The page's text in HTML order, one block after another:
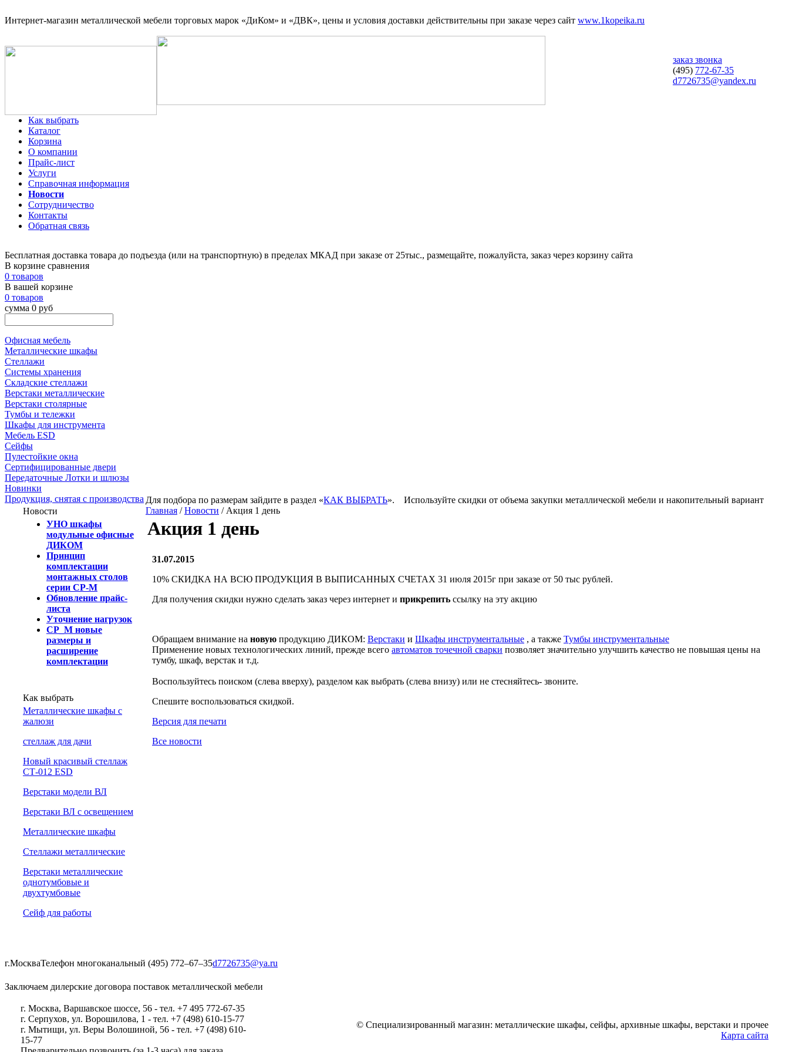
Интернет-магазин металлической мебели торговых марок «ДиКом» и «ДВК», цены и условия доставки действительны при заказе через сайт www.1kopeika.ru
заказ звонка
(495) 772-67-35
d7726735@yandex.ru
Как выбрать
Каталог
Корзина
О компании
Прайс-лист
Услуги
Справочная информация
Новости
Сотрудничество
Контакты
Обратная связь
Бесплатная доставка товара до подъезда (или на транспортную) в пределах МКАД при заказе от 25тыс., размещайте, пожалуйста, заказ через корзину сайта
В корзине сравнения
0 товаров
В вашей корзине
0 товаров
сумма 0 руб
Офисная мебель
Металлические шкафы
Стеллажи
Системы хранения
Складские стеллажи
Верстаки металлические
Верстаки столярные
Тумбы и тележки
Шкафы для инструмента
Мебель ESD
Сейфы
Пулестойкие окна
Сертифицированные двери
Передаточные Лотки и шлюзы
Новинки
Продукция, снятая с производства
Новости
УНО шкафы
модульные офисные
ДИКОМ
Принцип
комплектации
монтажных столов
серии СР-М
Обновление прайс-
листа
Уточнение нагрузок
СР_М новые
размеры и
расширение
комплектации
Как выбрать
Металлические шкафы с
жалюзи
cтеллаж для дачи
Новый красивый стеллаж
СТ-012 ESD
Верстаки модели ВЛ
Верстаки ВЛ с освещением
Металлические шкафы
Стеллажи металлические
Верстаки металлические
однотумбовые и
двухтумбовые
Сейф для работы
Для подбора по размерам зайдите в раздел «КАК ВЫБРАТЬ».
Используйте скидки от объема закупки металлической мебели и накопительный вариант
Главная /Новости / Акция 1 день
Акция 1 день
31.07.2015
10% СКИДКА НА ВСЮ ПРОДУКЦИЯ В ВЫПИСАННЫХ СЧЕТАХ 31 июля 2015г при заказе от 50 тыс рублей.
Для получения скидки нужно сделать заказ через интернет и прикрепить ссылку на эту акцию
Обращаем внимание на новую продукцию ДИКОМ: Верстаки и Шкафы инструментальные , а также Тумбы инструментальные
Применение новых технологических линий, прежде всего автоматов точечной сварки позволяет значительно улучшить качество не повышая цены на
тумбу, шкаф, верстак и т.д.
Воспользуйтесь поиском (слева вверху), разделом как выбрать (слева внизу) или не стесняйтесь- звоните.
Спешите воспользоваться скидкой.
Версия для печати
Все новости
г.МоскваТелефон многоканальный (495) 772‒67‒35d7726735@ya.ru
Заключаем дилерские договора поставок металлической мебели
г. Москва, Варшавское шоссе, 56 - тел. +7 495 772-67-35
г. Серпухов, ул. Ворошилова, 1 - тел. +7 (498) 610-15-77
г. Мытищи, ул. Веры Волошиной, 56 - тел. +7 (498) 610-
15-77
© Специализированный магазин: металлические шкафы, сейфы, архивные шкафы, верстаки и прочее
Карта сайта